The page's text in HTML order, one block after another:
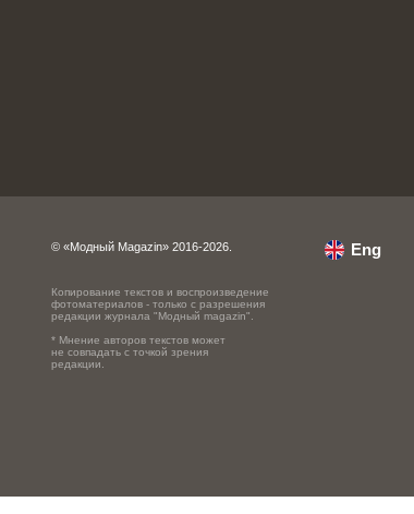
© «Модный Magazin» 2016-2026.
Копирование текстов и воспроизведение
фотоматериалов - только с разрешения
редакции журнала "Модный magazin".
* Мнение авторов текстов может
не совпадать с точкой зрения
редакции.
Eng